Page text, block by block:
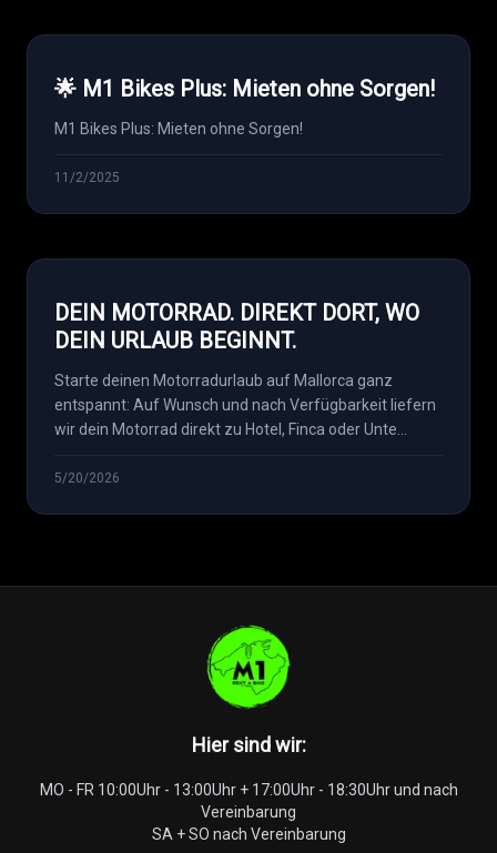
🌟 M1 Bikes Plus: Mieten ohne Sorgen!
M1 Bikes Plus: Mieten ohne Sorgen!
11/2/2025
DEIN MOTORRAD. DIREKT DORT, WO
DEIN URLAUB BEGINNT.
Starte deinen Motorradurlaub auf Mallorca ganz
entspannt: Auf Wunsch und nach Verfügbarkeit liefern
wir dein Motorrad direkt zu Hotel, Finca oder Unte...
5/20/2026
Hier sind wir:
MO - FR 10:00Uhr - 13:00Uhr + 17:00Uhr - 18:30Uhr und nach
Vereinbarung
SA + SO nach Vereinbarung